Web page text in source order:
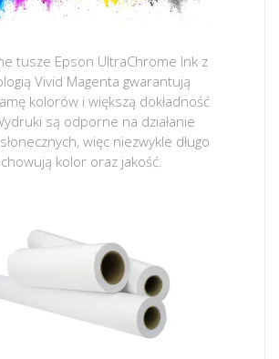
tusze Epson UltraChrome Ink z
Vivid Magenta gwarantują
kolorów i większą dokładność
są odporne na działanie
więc niezwykle długo
kolor oraz jakość.